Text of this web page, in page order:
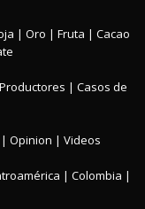
| Oro | Fruta | Cacao
| Casos de
| Opinion | Videos
| Colombia |